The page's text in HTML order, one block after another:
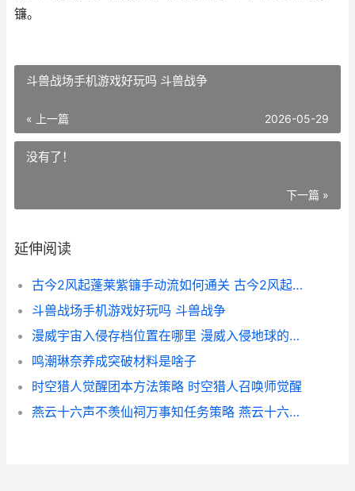
镰。
斗兽战场手机游戏好玩吗 斗兽战争
« 上一篇 2026-05-29
没有了！
下一篇 »
延伸阅读
古今2风起蓬莱紫镰手动流如何通关 古今2风起蓬莱武侠试炼
斗兽战场手机游戏好玩吗 斗兽战争
漫威宇宙入侵存档位置在哪里 漫威入侵地球的外星人
鸣潮琳奈养成突破材料是啥子
时空猎人觉醒团本方法策略 时空猎人召唤师觉醒
燕云十六声不羡仙祠万事知任务策略 燕云十六声不羡仙被烧前必须做的任务